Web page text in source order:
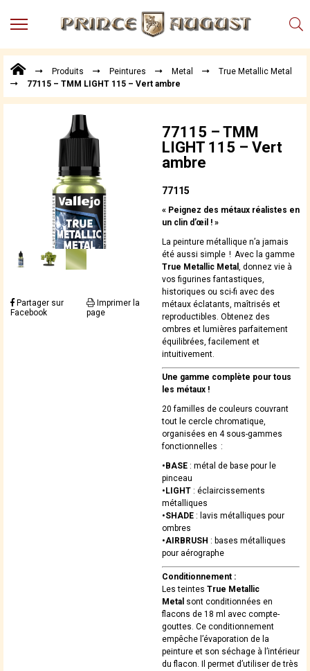
MENU
Points
de
Vente
Actualités
Téléchargements
Techniques,
trucs et
astuces
Vidéos
Produits Peintures Metal
True Metallic Metal
77115 – TMM LIGHT 115 – Vert ambre
Partager sur
Facebook
Imprimer la
page
77115 – TMM
LIGHT 115 – Vert
ambre
77115
« Peignez des métaux réalistes en
un clin d’œil ! »
La peinture métallique n’a jamais
été aussi simple ! Avec la gamme
True Metallic Metal , donnez vie à
vos figurines fantastiques,
historiques ou sci-fi avec des
métaux éclatants, maîtrisés et
reproductibles. Obtenez des
ombres et lumières parfaitement
équilibrées, facilement et
intuitivement.
Une gamme complète pour tous
les métaux !
20 familles de couleurs couvrant
tout le cercle chromatique,
organisées en 4 sous-gammes
fonctionnelles :
•BASE : métal de base pour le
pinceau
•LIGHT : éclaircissements
métalliques
•SHADE : lavis métalliques pour
ombres
•AIRBRUSH : bases métalliques
pour aérographe
Conditionnement :
Les teintes True Metallic
Metal sont conditionnées en
flacons de 18 ml avec compte-
gouttes. Ce conditionnement
empêche l’évaporation de la
peinture et son séchage à l’intérieur
du flacon. Il permet d’utiliser de très